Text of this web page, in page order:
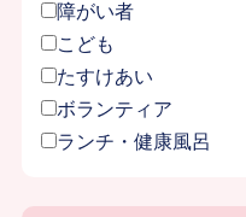
障がい者
こども
たすけあい
ボランティア
ランチ・健康風呂